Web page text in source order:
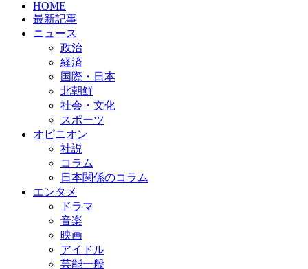
HOME
最新記事
ニュース
政治
経済
国際・日本
北朝鮮
社会・文化
スポーツ
オピニオン
社説
コラム
日本関係のコラム
エンタメ
ドラマ
音楽
映画
アイドル
芸能一般